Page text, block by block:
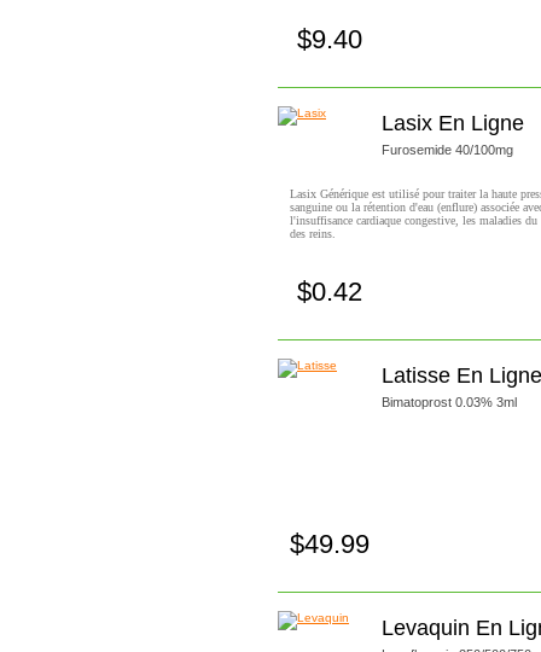
$9.40
Lasix En Ligne
Furosemide 40/100mg
Lasix Générique est utilisé pour traiter la haute
sanguine ou la rétention d'eau (enflure) associée
l'insuffisance cardiaque congestive, les maladies
des reins.
$0.42
Latisse En Ligne
Bimatoprost 0.03% 3ml
$49.99
Levaquin En